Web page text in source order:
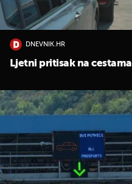
DNEVNIK.HR
Ljetni pritisak na cestama